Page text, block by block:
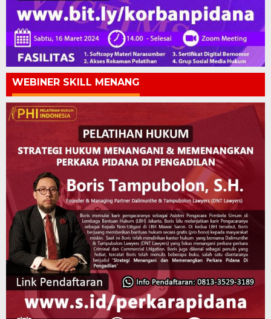
WEBINER SKILL MENANG